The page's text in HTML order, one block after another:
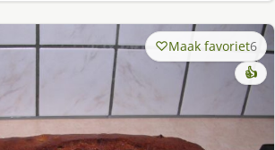
Maak favoriet6
👍